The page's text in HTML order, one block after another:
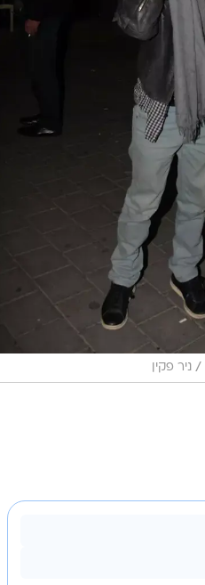
/ ניר פקין